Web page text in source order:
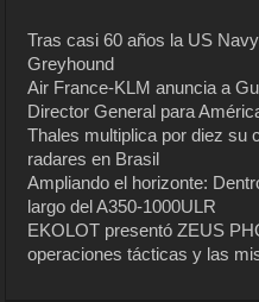
Tras casi 60 años la US
Greyhound
Air France-KLM anuncia a
Director General para
Thales multiplica por diez su
radares en Brasil
Ampliando el horizonte:
largo del A350-1000ULR
EKOLOT presentó ZEUS
operaciones tácticas y las